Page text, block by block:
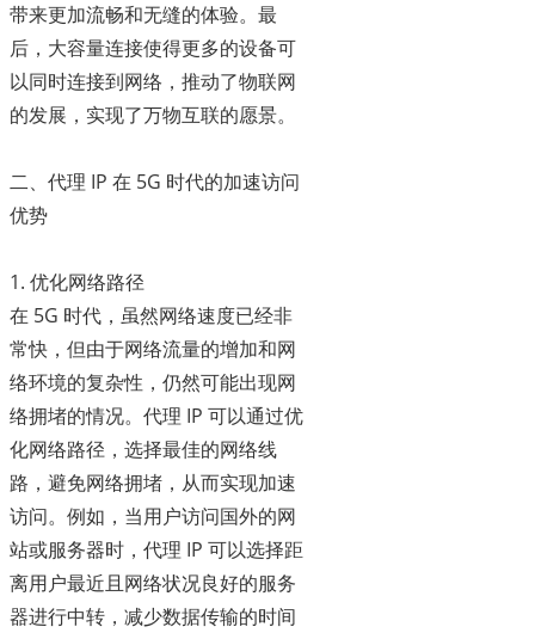
带来更加流畅和无缝的体验。最
后，大容量连接使得更多的设备可
以同时连接到网络，推动了物联网
的发展，实现了万物互联的愿景。
二、代理 IP 在 5G 时代的加速访问
优势
1. 优化网络路径
在 5G 时代，虽然网络速度已经非
常快，但由于网络流量的增加和网
络环境的复杂性，仍然可能出现网
络拥堵的情况。代理 IP 可以通过优
化网络路径，选择最佳的网络线
路，避免网络拥堵，从而实现加速
访问。例如，当用户访问国外的网
站或服务器时，代理 IP 可以选择距
离用户最近且网络状况良好的服务
器进行中转，减少数据传输的时间